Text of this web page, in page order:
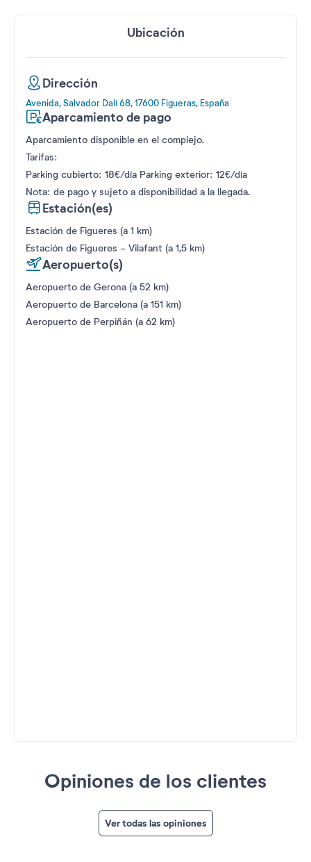
Ubicación
Dirección
Avenida, Salvador Dalí 68, 17600 Figueras, España
Aparcamiento de pago
Aparcamiento disponible en el complejo.
Tarifas:
Parking cubierto: 18€/día Parking exterior: 12€/día
Nota: de pago y sujeto a disponibilidad a la llegada.
Estación(es)
Estación de Figueres (a 1 km)
Estación de Figueres - Vilafant (a 1,5 km)
Aeropuerto(s)
Aeropuerto de Gerona (a 52 km)
Aeropuerto de Barcelona (a 151 km)
Aeropuerto de Perpiñán (a 62 km)
Opiniones de los clientes
Ver todas las opiniones